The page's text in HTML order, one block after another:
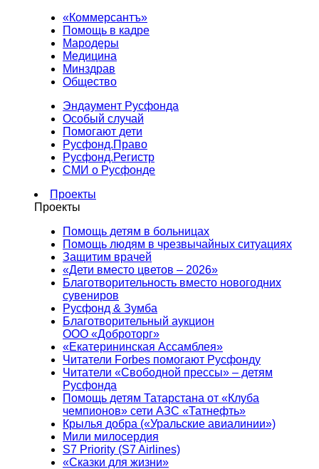
«Коммерсантъ»
Помощь в кадре
Мародеры
Медицина
Минздрав
Общество
Эндаумент Русфонда
Особый случай
Помогают дети
Русфонд.Право
Русфонд.Регистр
СМИ о Русфонде
Проекты
Проекты
Помощь детям в больницах
Помощь людям в чрезвычайных ситуациях
Защитим врачей
«Дети вместо цветов – 2026»
Благотворительность вместо новогодних
сувениров
Русфонд & Зумба
Благотворительный аукцион
ООО «Доброторг»
«Екатерининская Ассамблея»
Читатели Forbes помогают Русфонду
Читатели «Свободной прессы» – детям
Русфонда
Помощь детям Татарстана от «Клуба
чемпионов» сети АЗС «Татнефть»
Крылья добра («Уральские авиалинии»)
Мили милосердия
S7 Priority (S7 Airlines)
«Сказки для жизни»